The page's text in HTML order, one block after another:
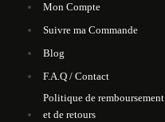
Mon Compte
Suivre ma Commande
Blog
F.A.Q / Contact
Politique de remboursement
et de retours